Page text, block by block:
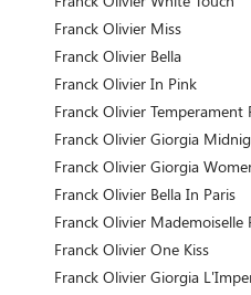
Franck Olivier Miss
Franck Olivier Bella
Franck Olivier In Pink
Franck Olivier Temperament
Franck Olivier Giorgia
Franck Olivier Giorgia
Franck Olivier Bella In Paris
Franck Olivier Mademoiselle
Franck Olivier One Kiss
Franck Olivier Giorgia